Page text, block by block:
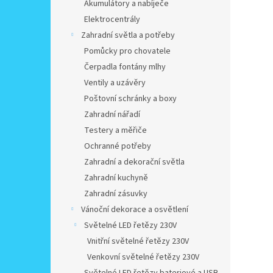
Akumulátory a nabíječe
Elektrocentrály
Zahradní světla a potřeby
Pomůcky pro chovatele
Čerpadla fontány mlhy
Ventily a uzávěry
Poštovní schránky a boxy
Zahradní nářadí
Testery a měřiče
Ochranné potřeby
Zahradní a dekorační světla
Zahradní kuchyně
Zahradní zásuvky
Vánoční dekorace a osvětlení
Světelné LED řetězy 230V
Vnitřní světelné řetězy 230V
Venkovní světelné řetězy 230V